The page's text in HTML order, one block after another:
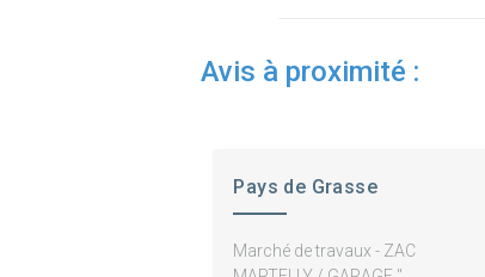
Avis à proximité :
Pays de Grasse
Marché de travaux - ZAC